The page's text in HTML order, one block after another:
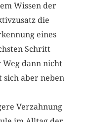
Wissen der
die
eines
Schritt
Weg dann nicht
aber neben
Verzahnung